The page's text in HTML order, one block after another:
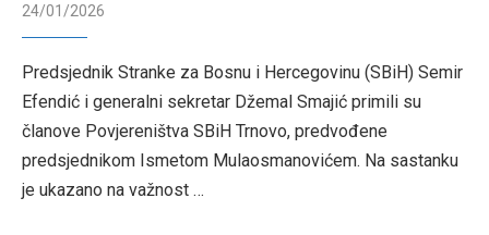
24/01/2026
Predsjednik Stranke za Bosnu i Hercegovinu (SBiH) Semir
Efendić i generalni sekretar Džemal Smajić primili su
članove Povjereništva SBiH Trnovo, predvođene
predsjednikom Ismetom Mulaosmanovićem. Na sastanku
je ukazano na važnost …